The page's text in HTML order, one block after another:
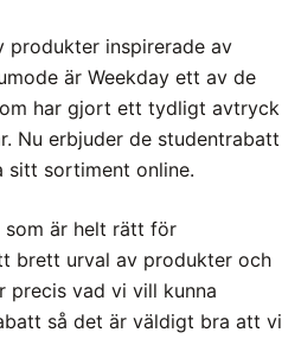
produkter inspirerade av
är Weekday ett av de
har gjort ett tydligt avtryck
Nu erbjuder de studentrabatt
sitt sortiment online.
som är helt rätt för
brett urval av produkter och
precis vad vi vill kunna
så det är väldigt bra att vi